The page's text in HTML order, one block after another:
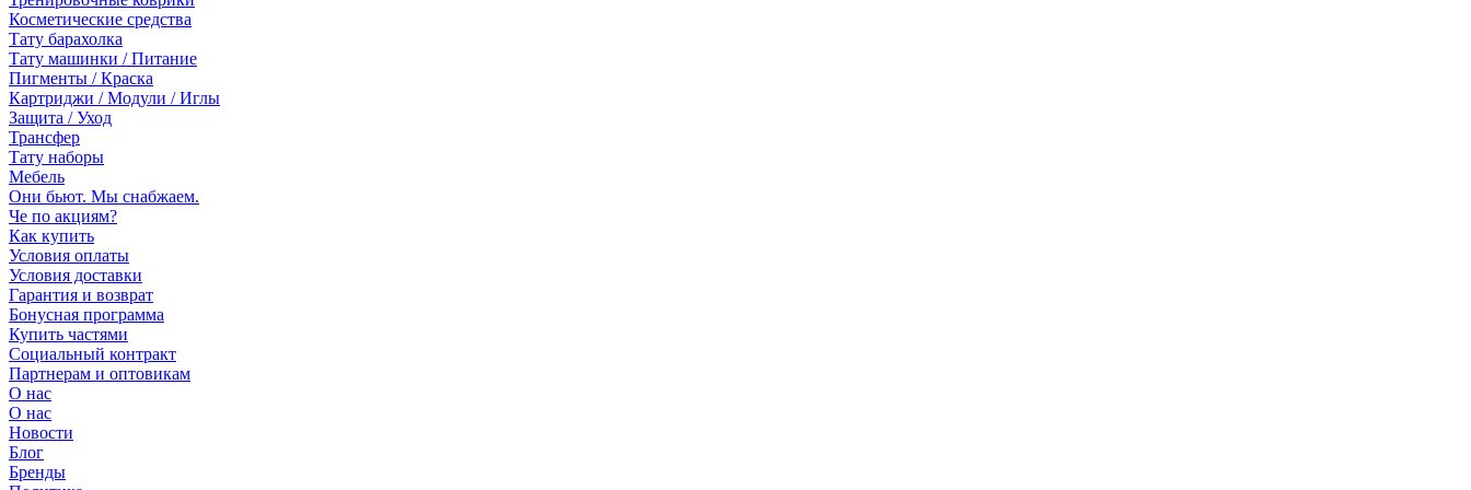
Косметические средства
Тату барахолка
Тату машинки / Питание
Пигменты / Краска
Картриджи / Модули / Иглы
Защита / Уход
Трансфер
Тату наборы
Мебель
Они бьют. Мы снабжаем.
Че по акциям?
Как купить
Условия оплаты
Условия доставки
Гарантия и возврат
Бонусная программа
Купить частями
Социальный контракт
Партнерам и оптовикам
О нас
О нас
Новости
Блог
Бренды